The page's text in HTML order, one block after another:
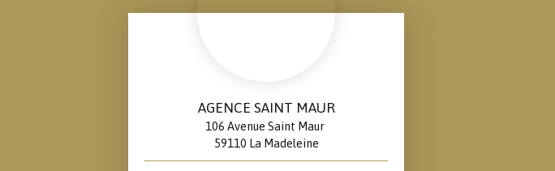
AGENCE SAINT MAUR
106 Avenue Saint Maur
59110 La Madeleine